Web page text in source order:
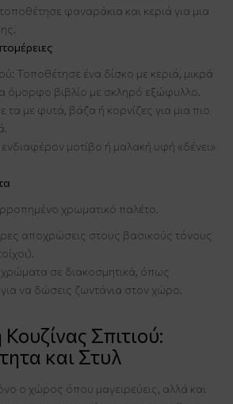
φαναράκια και κεριά για μια
Τοποθέτησε ένα δίσκο με κεριά, μικρά
όμορφο βιβλίο με σκληρό εξώφυλλο.
τα με φυτά, βάζα ή κορνίζες για μια πιο
ενδιαφέρον μοτίβο ή μαλακή υφή «δένει»
χρωματικό παλέτο.
αποχρώσεις στους βασικούς τόνους
σε διακοσμητικά, όπως
να δώσεις ζωντάνια στον χώρο.
Σπιτιού:
και Στυλ
ο χώρος όπου μαγειρεύεις, αλλά και